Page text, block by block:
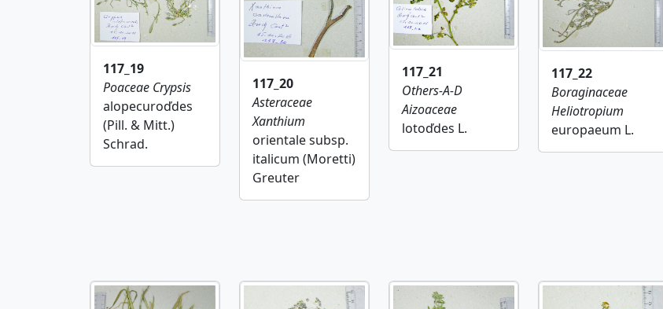
117_19
Poaceae Crypsis
alopecuroďdes
(Pill. & Mitt.)
Schrad.
117_20
Asteraceae
Xanthium
orientale subsp.
italicum (Moretti)
Greuter
117_21
Others-A-D
Aizoaceae
lotoďdes L.
117_22
Boraginaceae
Heliotropium
europaeum L.